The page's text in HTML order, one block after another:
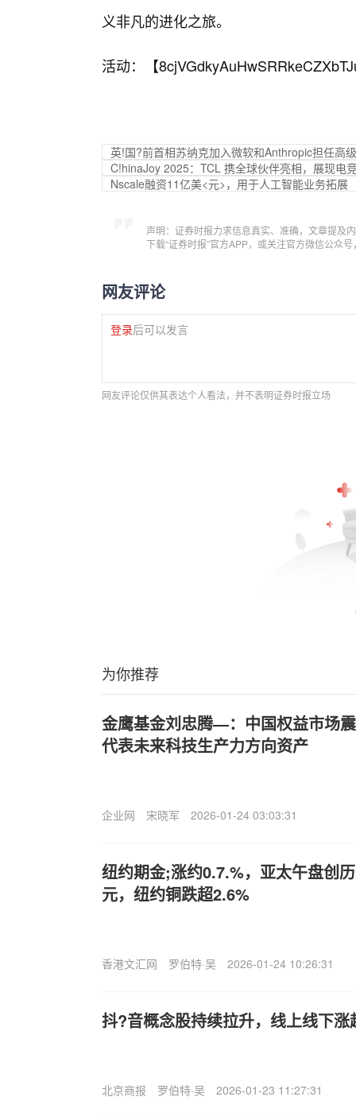
义非凡的进化之旅。
活动：【
英!国?前首相苏纳克加入微软和Anthropic担任高
C!hinaJoy 2025：TCL 携全球伙伴亮相，展现电
Nscale融资11亿美<元>，用于人工智能业务拓展
声明：证券时报力求信息真实、准确，文章提及
下载“证券时报”官方APP，或关注官方微信公众
网友评论
登录后可以发言
网友评论仅供其表达个人看法，并不表明证券时报立场
为你推荐
金鹰基金刘忠腾—：中国权益市场
代表未来科技生产力方向资产
企业网 宋晓军 2026-01-24 03:03:31
纽约期金;涨约0.7.%，亚太午盘创
元，纽约铜跌超2.6%
香港文汇网 罗伯特·吴 2026-01-24 10:26:31
抖?音概念股持续拉升，线上线下涨
北京商报 罗伯特·吴 2026-01-23 11:27:31